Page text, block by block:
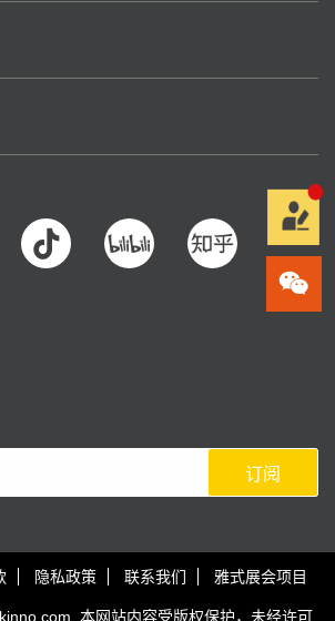
订阅
隐私政策 联系我们
雅式展会项目
本网站内容受版权保护，未经许可